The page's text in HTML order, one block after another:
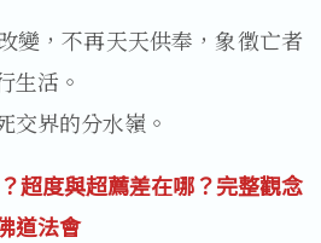
變，不再天天供奉，象徵亡者
生活。
交界的分水嶺。
超度與超薦差在哪？完整觀念
道法會